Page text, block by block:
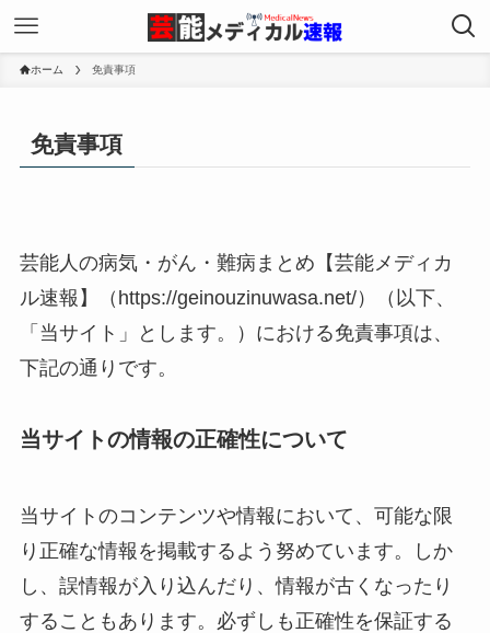
ホーム 免責事項
免責事項
芸能人の病気・がん・難病まとめ【芸能メディカ
ル速報】（https://geinouzinuwasa.net/）（以下、
「当サイト」とします。）における免責事項は、
下記の通りです。
当サイトの情報の正確性について
当サイトのコンテンツや情報において、可能な限
り正確な情報を掲載するよう努めています。しか
し、誤情報が入り込んだり、情報が古くなったり
することもあります。必ずしも正確性を保証する